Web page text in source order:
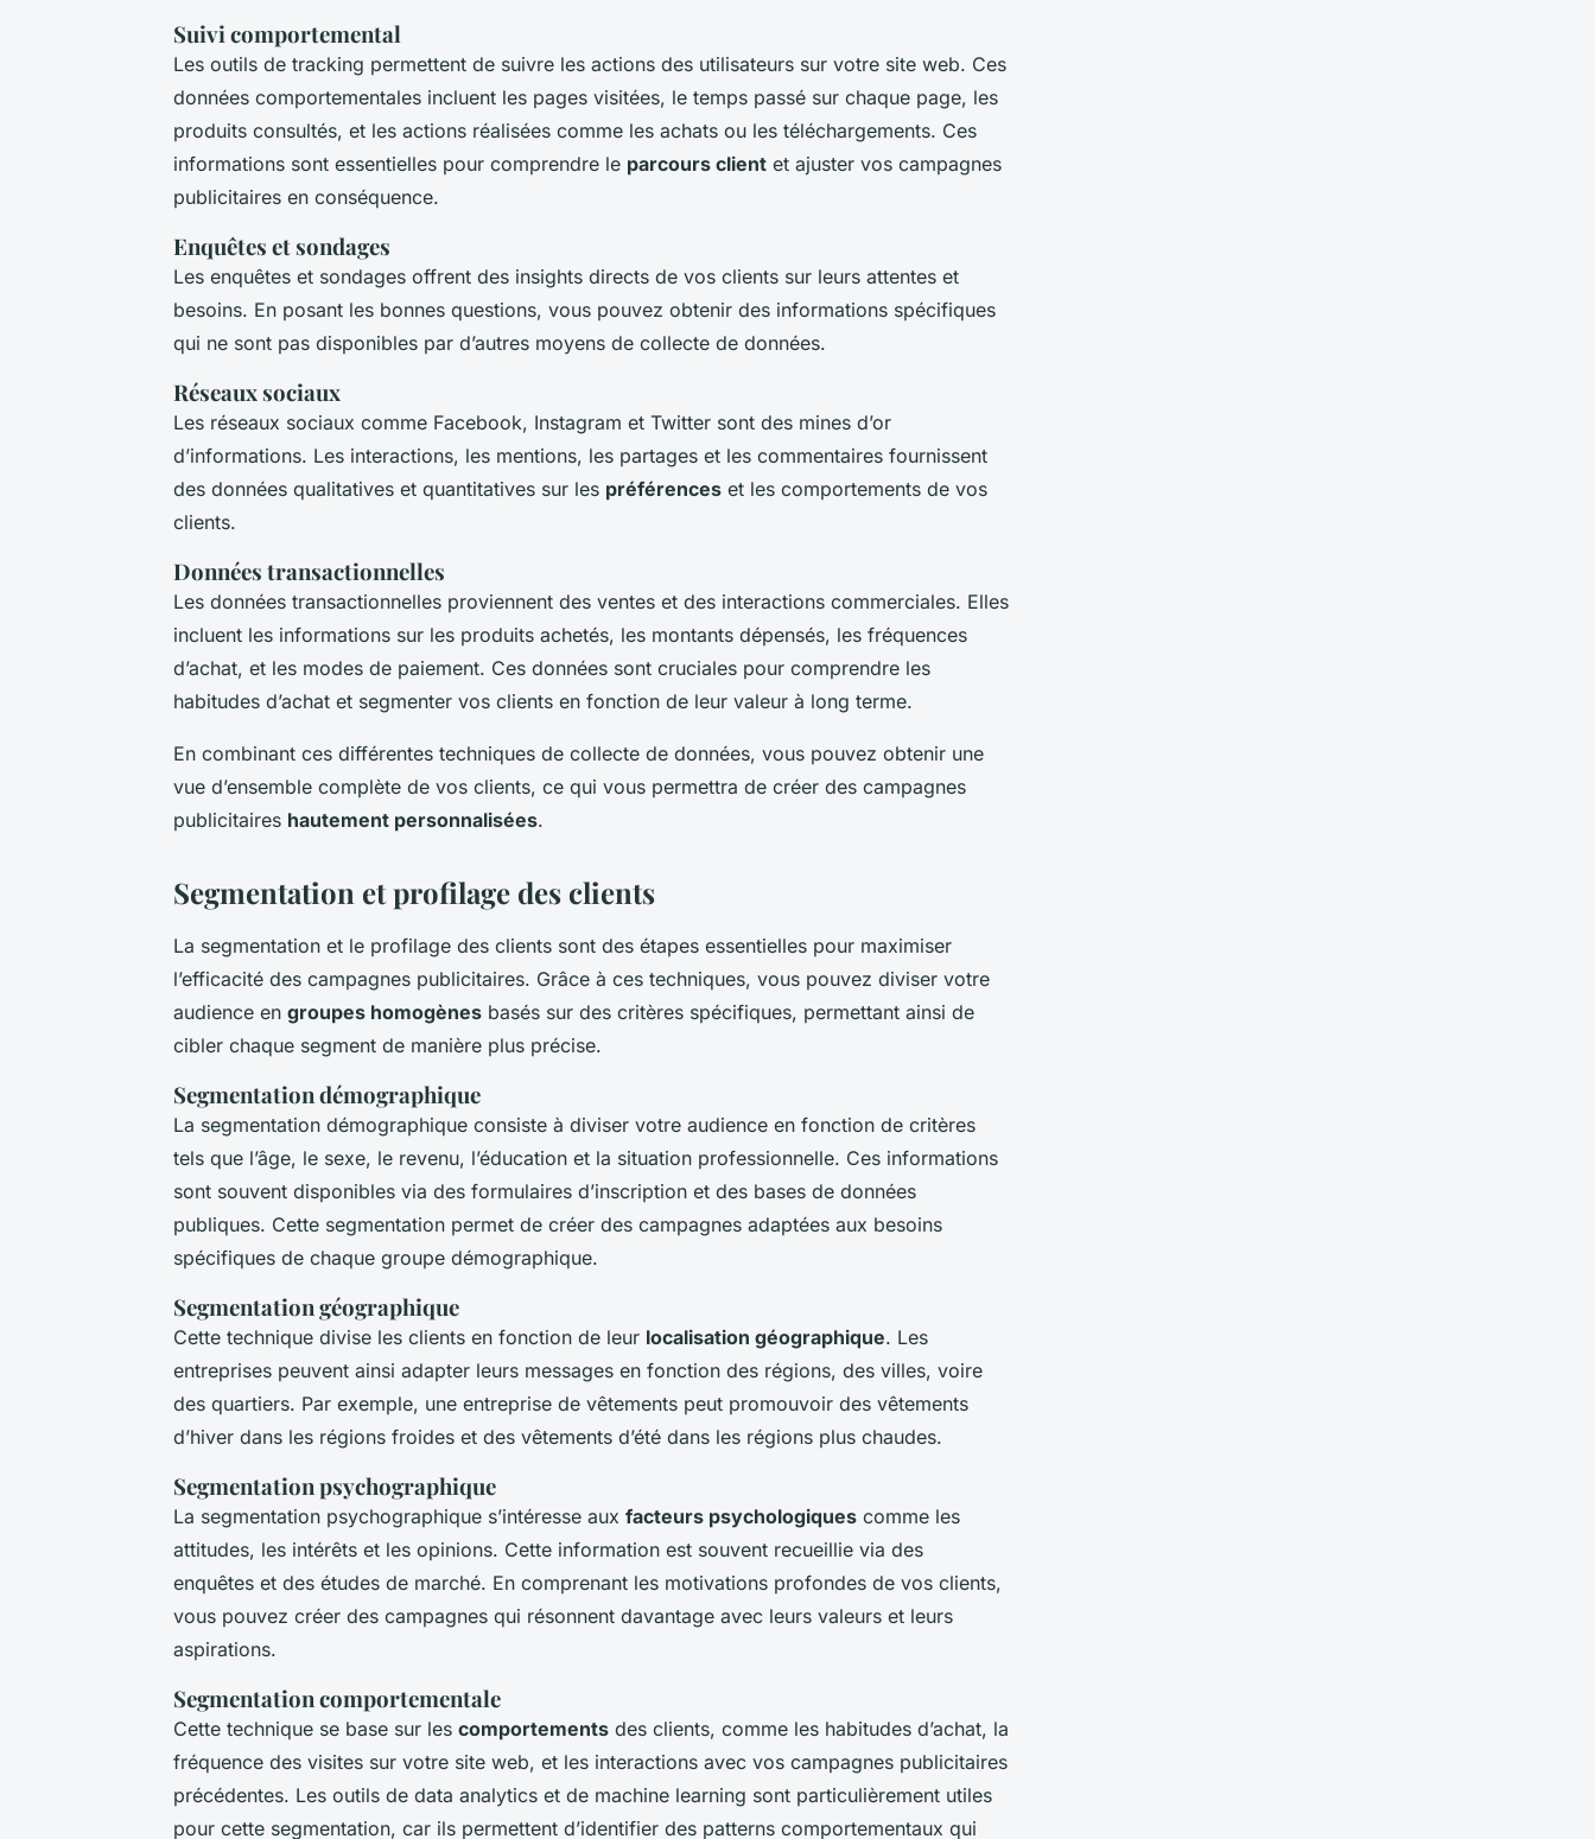
Suivi comportemental
Les outils de tracking permettent de suivre les actions des utilisateurs sur votre site web. Ces
données comportementales incluent les pages visitées, le temps passé sur chaque page, les
produits consultés, et les actions réalisées comme les achats ou les téléchargements. Ces
informations sont essentielles pour comprendre le parcours client et ajuster vos campagnes
publicitaires en conséquence.
Enquêtes et sondages
Les enquêtes et sondages offrent des insights directs de vos clients sur leurs attentes et
besoins. En posant les bonnes questions, vous pouvez obtenir des informations spécifiques
qui ne sont pas disponibles par d’autres moyens de collecte de données.
Réseaux sociaux
Les réseaux sociaux comme Facebook, Instagram et Twitter sont des mines d’or
d’informations. Les interactions, les mentions, les partages et les commentaires fournissent
des données qualitatives et quantitatives sur les préférences et les comportements de vos
clients.
Données transactionnelles
Les données transactionnelles proviennent des ventes et des interactions commerciales. Elles
incluent les informations sur les produits achetés, les montants dépensés, les fréquences
d’achat, et les modes de paiement. Ces données sont cruciales pour comprendre les
habitudes d’achat et segmenter vos clients en fonction de leur valeur à long terme.
En combinant ces différentes techniques de collecte de données, vous pouvez obtenir une
vue d’ensemble complète de vos clients, ce qui vous permettra de créer des campagnes
publicitaires hautement personnalisées.
Segmentation et profilage des clients
La segmentation et le profilage des clients sont des étapes essentielles pour maximiser
l’efficacité des campagnes publicitaires. Grâce à ces techniques, vous pouvez diviser votre
audience en groupes homogènes basés sur des critères spécifiques, permettant ainsi de
cibler chaque segment de manière plus précise.
Segmentation démographique
La segmentation démographique consiste à diviser votre audience en fonction de critères
tels que l’âge, le sexe, le revenu, l’éducation et la situation professionnelle. Ces informations
sont souvent disponibles via des formulaires d’inscription et des bases de données
publiques. Cette segmentation permet de créer des campagnes adaptées aux besoins
spécifiques de chaque groupe démographique.
Segmentation géographique
Cette technique divise les clients en fonction de leur localisation géographique. Les
entreprises peuvent ainsi adapter leurs messages en fonction des régions, des villes, voire
des quartiers. Par exemple, une entreprise de vêtements peut promouvoir des vêtements
d’hiver dans les régions froides et des vêtements d’été dans les régions plus chaudes.
Segmentation psychographique
La segmentation psychographique s’intéresse aux facteurs psychologiques comme les
attitudes, les intérêts et les opinions. Cette information est souvent recueillie via des
enquêtes et des études de marché. En comprenant les motivations profondes de vos clients,
vous pouvez créer des campagnes qui résonnent davantage avec leurs valeurs et leurs
aspirations.
Segmentation comportementale
Cette technique se base sur les comportements des clients, comme les habitudes d’achat, la
fréquence des visites sur votre site web, et les interactions avec vos campagnes publicitaires
précédentes. Les outils de data analytics et de machine learning sont particulièrement utiles
pour cette segmentation, car ils permettent d’identifier des patterns comportementaux qui